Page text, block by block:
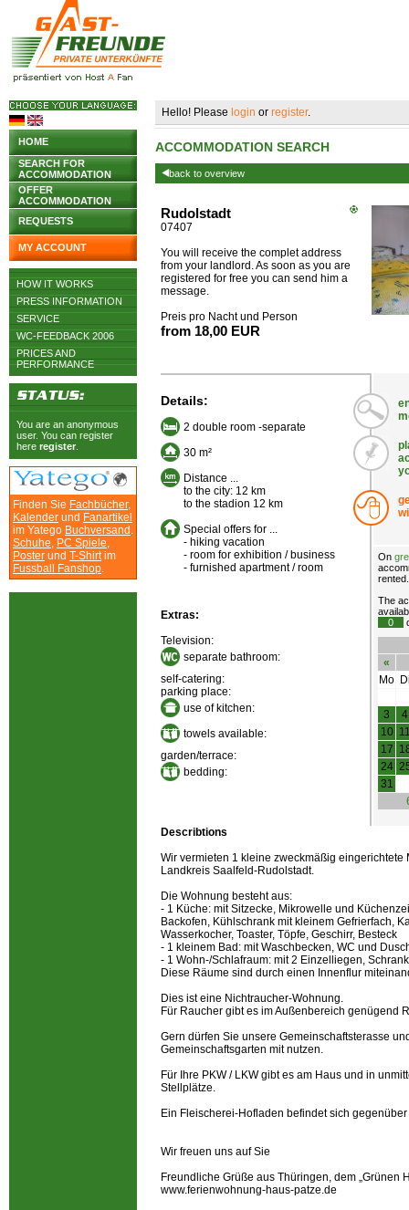
HOME
SEARCH FOR
ACCOMMODATION
OFFER
ACCOMMODATION
REQUESTS
MY ACCOUNT
HOW IT WORKS
PRESS INFORMATION
SERVICE
WC-FEEDBACK 2006
PRICES AND
PERFORMANCE
You are an anonymous
user. You can register
here register
Finden Sie Fachbücher,
Kalender und Fanartikel
im Yatego Buchversand .
Schuhe, PC Spiele,
Poster und T-Shirtim
Fussball Fanshop.
Hello! Please login or register.
ACCOMMODATION SEARCH
back to overview
Rudolstadt
07407
You will receive the complet address
from your landlord. As soon as you are
registered for free you can send him a
message.
Preis pro Nacht und Person
from 18,00 EUR
On
rented.
The
0
«
Mo
3
4
10
17
24
31
Details:
2 double room -separate
30 m²
Distance ...
to the city: 12 km
to the stadion 12 km
Special offers for ...
- hiking vacation
- room for exhibition / business
- furnished apartment / room
Extras:
Television:
separate bathroom:
self-catering:
parking place:
use of kitchen:
towels available:
garden/terrace:
bedding:
Describtions
Wir vermieten 1 kleine zweckmäßig eingerichtete
Landkreis Saalfeld-Rudolstadt.
Die Wohnung besteht aus:
- 1 Küche: mit Sitzecke, Mikrowelle und
Backofen, Kühlschrank mit kleinem Gefrierfach,
Wasserkocher, Toaster, Töpfe, Geschirr, Besteck
- 1 kleinem Bad: mit Waschbecken, WC und
- 1 Wohn-/Schlafraum: mit 2 Einzelliegen,
Diese Räume sind durch einen Innenflur
Dies ist eine Nichtraucher-Wohnung.
Für Raucher gibt es im Außenbereich genügend
Gern dürfen Sie unsere Gemeinschaftsterasse
Gemeinschaftsgarten mit nutzen.
Für Ihre PKW / LKW gibt es am Haus und in
Stellplätze.
Ein Fleischerei-Hofladen befindet sich
Wir freuen uns auf Sie
Freundliche Grüße aus Thüringen, dem „Grünen
www.ferienwohnung-haus-patze.de